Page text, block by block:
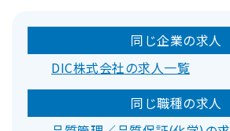
同じ企業の求人
DIC株式会社の求人一覧
同じ職種の求人